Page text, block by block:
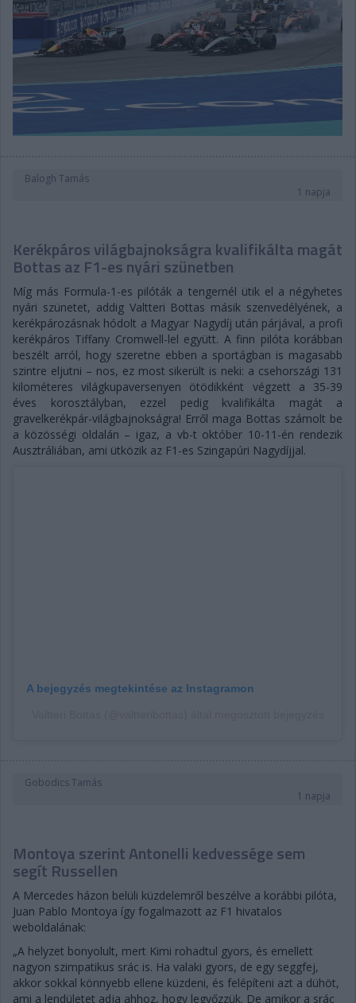
Balogh Tamás
1 napja
Kerékpáros világbajnokságra kvalifikálta magát
Bottas az F1-es nyári szünetben
Míg más Formula-1-es pilóták a tengernél ütik el a négyhetes
nyári szünetet, addig Valtteri Bottas másik szenvedélyének, a
kerékpározásnak hódolt a Magyar Nagydíj után párjával, a profi
kerékpáros Tiffany Cromwell-lel együtt. A finn pilóta korábban
beszélt arról, hogy szeretne ebben a sportágban is magasabb
szintre eljutni – nos, ez most sikerült is neki: a csehországi 131
kilométeres világkupaversenyen ötödikként végzett a 35-39
éves korosztályban, ezzel pedig kvalifikálta magát a
gravelkerékpár-világbajnokságra! Erről maga Bottas számolt be
a közösségi oldalán – igaz, a vb-t október 10-11-én rendezik
Ausztráliában, ami ütközik az F1-es Szingapúri Nagydíjjal.
A bejegyzés megtekintése az Instagramon
Gobodics Tamás
1 napja
Montoya szerint Antonelli kedvessége sem
segít Russellen
A Mercedes házon belüli küzdelemről beszélve a korábbi pilóta,
Juan Pablo Montoya így fogalmazott az F1 hivatalos
weboldalának:
„A helyzet bonyolult, mert Kimi rohadtul gyors, és emellett
nagyon szimpatikus srác is. Ha valaki gyors, de egy seggfej,
akkor sokkal könnyebb ellene küzdeni, és felépíteni azt a dühöt,
ami a lendületet adja ahhoz, hogy legyőzzük. De amikor a srác